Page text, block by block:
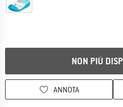
NON PIÙ
ANNOTA